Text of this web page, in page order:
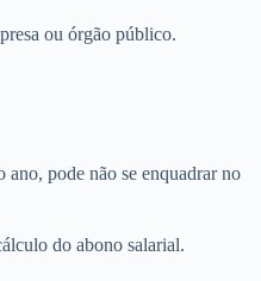
ou órgão público.
ano, pode não se enquadrar no
do abono salarial.